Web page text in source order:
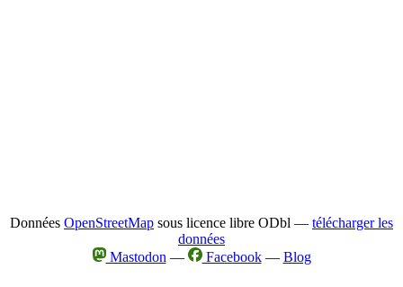
Données OpenStreetMap sous licence libre ODbl — télécharger les
données
Mastodon — Facebook— Blog